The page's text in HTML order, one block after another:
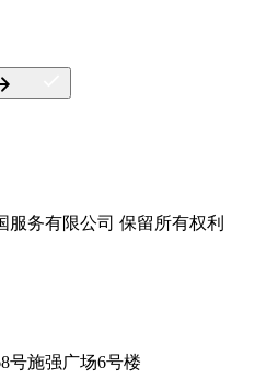
服务有限公司 保留所有权利
号施强广场6号楼